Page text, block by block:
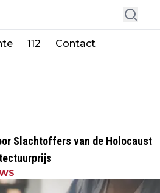
112 Contact
Slachtoffers van de Holocaust